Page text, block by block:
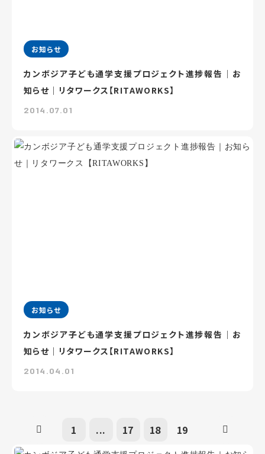
お知らせ
カンボジア子ども通学支援プロジェクト進捗報告｜お
知らせ｜リタワークス【RITAWORKS】
2014.07.01
お知らせ
カンボジア子ども通学支援プロジェクト進捗報告｜お
知らせ｜リタワークス【RITAWORKS】
2014.04.01
1 ... 17 18 19